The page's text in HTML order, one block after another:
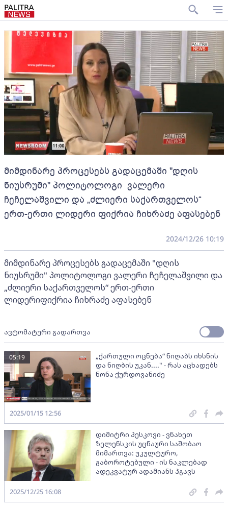
მიმდინარე პროცესებს გადაცემაში "დღის
ნიუსრუმი" პოლიტოლოგი ვალერი
ჩეჩელაშვილი და „ძლიერი საქართველოს“
ერთ-ერთი ლიდერი ფიქრია ჩიხრაძე აფასებენ
2024/12/26 10:19
მიმდინარე პროცესებს გადაცემაში "დღის
ნიუსრუმი" პოლიტოლოგი ვალერი ჩეჩელაშვილი და
„ძლიერი საქართველოს“ ერთ-ერთი
ლიდერიფიქრია ჩიხრაძე აფასებენ
ავტომატური გადართვა
„ქართული ოცნება“ ნიღაბს იხსნის
და ნიღბის უკან...." - რას აცხადებს
ნონა ქურდოვანიძე
05:19
2025/01/15 12:56
დიმიტრი პესკოვი - ვნახეთ
ზელენსკის უცნაური საშობაო
მიმართვა: უკულტურო,
გაბოროტებული - ის ნაკლებად
ადეკვატურ ადამიანს ჰგავს
2025/12/25 16:08